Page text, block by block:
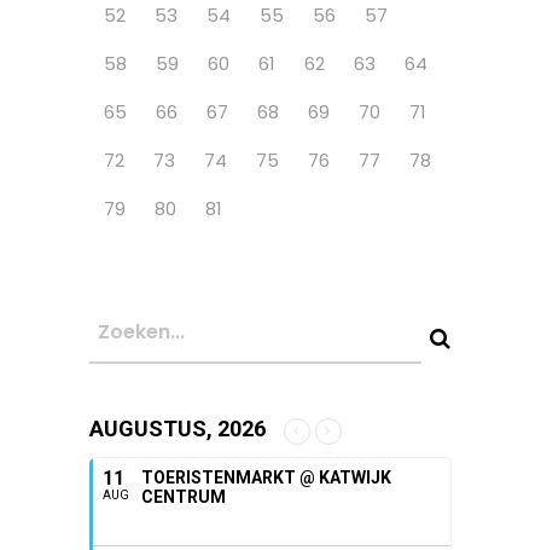
52
53 54 55 56
57
58
59 60 61 62 63
64
65
66 67 68 69 70
71
72
73 74 75 76 77
78
79
80 81
AUGUSTUS, 2026
11
AUG
TOERISTENMARKT @ KATWIJK
CENTRUM